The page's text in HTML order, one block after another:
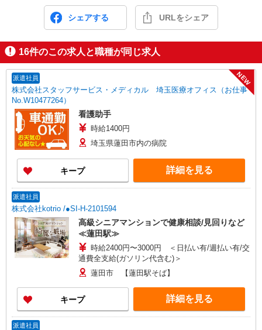
シェアする URLをシェア
16件のこの求人と職種が同じ求人
派遣社員
株式会社スタッフサービス・メディカル 埼玉医療オフィス（お仕事
No.W10477264）
NEW
看護助手
時給1400円
埼玉県蓮田市内の病院
キープ 詳細を見る
派遣社員
株式会社kotrio /●SI-H-2101594
高級シニアマンションで健康相談/見回りなど
≪蓮田駅≫
時給2400円〜3000円 ＜日払い有/週払い有/交
通費全支給(ガソリン代含む)＞
蓮田市 【蓮田駅そば】
キープ 詳細を見る
派遣社員